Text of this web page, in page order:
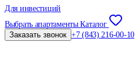
Для инвестиций
Выбрать апартаментыКаталог
Заказать звонок +7 (843) 216-00-10